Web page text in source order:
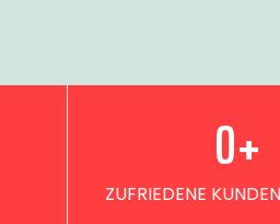
ZUFRIEDENE
0+